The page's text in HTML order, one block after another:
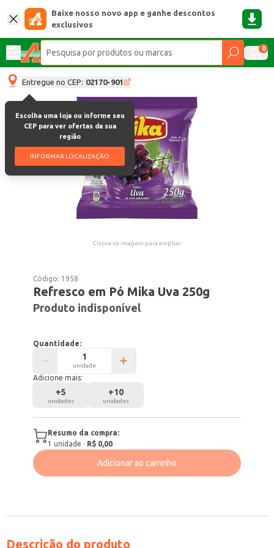
Baixe nosso novo app e ganhe descontos
exclusivos
0
Entregue no CEP: 02170-901
Escolha uma loja ou informe seu
CEP para ver ofertas da sua
região
INFORMAR LOCALIZAÇÃO
Clique na imagem para ampliar.
Código: 1958
Refresco em Pó Mika Uva 250g
Produto indisponível
Quantidade:
unidade
Adicione mais:
+5
unidades
+10
unidades
Resumo da compra:
1 unidade · R$ 0,00
Adicionar ao carrinho
Descrição do produto